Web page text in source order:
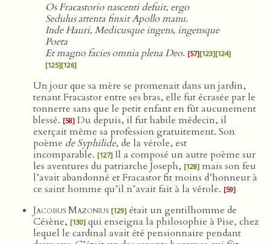
Os Fracastorio nascenti defuit, ergo
Sedulus attenta finxit Apollo manu.
Inde Hauri, Medicusque ingens, ingensque
Poeta
Et magno facies omnia plena Deo. [57][123][124]
[125][126]
Un jour que sa mère se promenait dans un jardin,
tenant Fracastor entre ses bras, elle fut écrasée par le
tonnerre sans que le petit enfant en fût aucunement
blessé. [58] Du depuis, il fut habile médecin, il
exerçait même sa profession gratuitement. Son
poème de Syphilide, de la vérole, est
incomparable. [127] Il a composé un autre poème sur
les aventures du patriarche Joseph, [128] mais son feu
l’avait abandonné et Fracastor fit moins d’honneur à
ce saint homme qu’il n’avait fait à la vérole. [59]
Jacobus Mazonius [129] était un gentilhomme de
Césène, [130] qui enseigna la philosophie à Pise, chez
lequel le cardinal avait été pensionnaire pendant